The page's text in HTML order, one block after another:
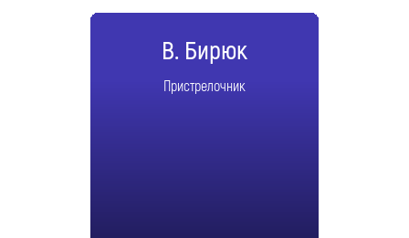
В. Бирюк
Пристрелочник